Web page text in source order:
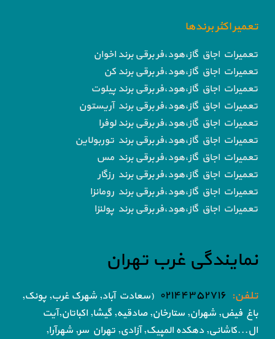
تعمیر اکثر برندها
تعمیرات اجاق گاز،هود،فر برقی برند اخوان
تعمیرات اجاق گاز،هود،فر برقی برند کن
تعمیرات اجاق گاز،هود،فر برقی برند پیلوت
تعمیرات اجاق گاز،هود،فر برقی برند آریستون
تعمیرات اجاق گاز،هود،فر برقی برند لوفرا
تعمیرات اجاق گاز،هود،فر برقی برند توربولاین
تعمیرات اجاق گاز،هود،فر برقی برند مس
تعمیرات اجاق گاز،هود،فر برقی برند رزگار
تعمیرات اجاق گاز،هود،فر برقی برند رومانزا
تعمیرات اجاق گاز،هود،فر برقی برند پولنزا
نمایندگی غرب تهران
تلفن: ۰۲۱۴۴۳۵۲۷۱۶ (سعادت آباد, شهرک غرب, پونک,
باغ فیض, شهران, ستارخان, صادقیه, گیشا, اکباتان,آیت
ال...کاشانی, دهکده المپیک, آزادی, تهران سر, شهرآرا,